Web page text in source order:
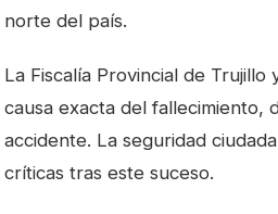
norte del país.
La Fiscalía Provincial de
causa exacta del fallecimiento,
accidente. La seguridad
críticas tras este suceso.